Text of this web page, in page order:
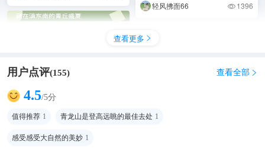
轻风拂面66  1396
查看更多 
用户点评(155) 查看全部 
4.5/5分
值得推荐 1 青龙山是登高远眺的最佳去处 1
感受感受大自然的美妙 1